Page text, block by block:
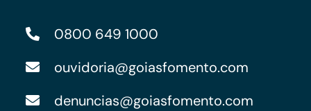
0800 649 1000
ouvidoria@goiasfomento.com
denuncias@goiasfomento.com